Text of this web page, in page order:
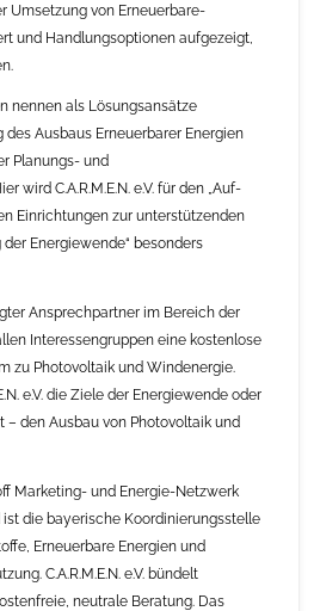
Umsetzung von Erneuerbare-
und Handlungsoptionen aufgezeigt,
nennen als Lösungsansätze
Ausbaus Erneuerbarer Energien
Planungs- und
wird C.A.R.M.E.N. e.V. für den „Auf-
Einrichtungen zur unterstützenden
Energiewende“ besonders
Ansprechpartner im Bereich der
Interessengruppen eine kostenlose
zu Photovoltaik und Windenergie.
e.V. die Ziele der Energiewende oder
– den Ausbau von Photovoltaik und
Marketing- und Energie-Netzwerk
die bayerische Koordinierungsstelle
Erneuerbare Energien und
C.A.R.M.E.N. e.V. bündelt
neutrale Beratung. Das